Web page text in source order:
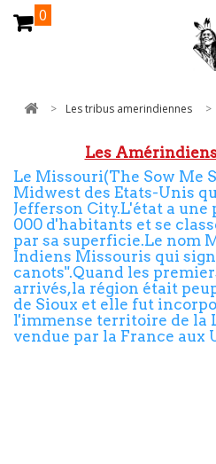
0
> Les tribus amerindiennes >
Les
Le Missouri(The Sow Me
Midwest des Etats-Unis
Jefferson City.L'état a
000 d'habitants et se
par sa superficie.Le nom
Indiens Missouris qui
canots".Quand les
arrivés,la région était
de Sioux et elle fut
l'immense territoire de la
vendue par la France aux